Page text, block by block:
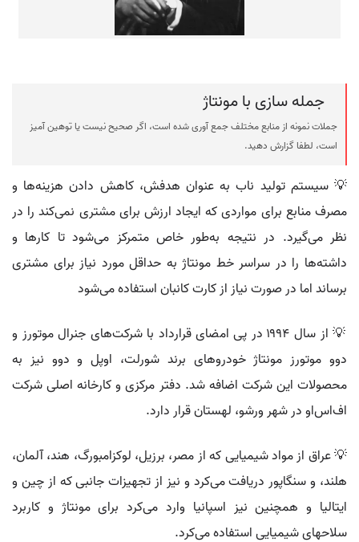
جمله سازی با مونتاژ
جملات نمونه از منابع مختلف جمع آوری شده است، اگر صحیح نیست یا توهین آمیز
است، لطفا گزارش دهید.
💡 سیستم تولید ناب به عنوان هدفش، کاهش دادن هزینه‌ها و
مصرف منابع برای مواردی که ایجاد ارزش برای مشتری نمی‌کند را در
نظر می‌گیرد. در نتیجه به‌طور خاص متمرکز می‌شود تا کارها و
داشته‌ها را در سراسر خط مونتاژ به حداقل مورد نیاز برای مشتری
برساند اما در صورت نیاز از کارت کانبان استفاده می‌شود
💡 از سال ۱۹۹۴ در پی امضای قرارداد با شرکت‌های جنرال موتورز و
دوو موتورز مونتاژ خودروهای برند شورلت، اوپل و دوو نیز به
محصولات این شرکت اضافه شد. دفتر مرکزی و کارخانه اصلی شرکت
اف‌اس‌او در شهر ورشو، لهستان قرار دارد.
💡 عراق از مواد شیمیایی که از مصر، برزیل، لوکزامبورگ، هند، آلمان،
هلند، و سنگاپور دریافت می‌کرد و نیز از تجهیزات جانبی که از چین و
ایتالیا و همچنین نیز اسپانیا وارد می‌کرد برای مونتاژ و کاربرد
سلاحهای شیمیایی استفاده می‌کرد.